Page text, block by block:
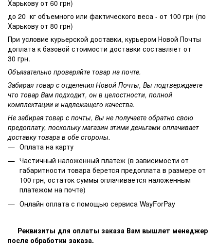
Харькову от 60 грн)
до 20 кг объемного или фактического веса - от 100 грн (по
Харькову от 80 грн)
При условие курьерской доставки, курьером Новой Почты
доплата к базовой стоимости доставки составляет от
30 грн.
Объязательно проверяйте товар на почте.
Забирая товар с отделения Новой Почты, Вы подтверждаете
что товар Вам подходит, он в целостности, полной
комплектации и надлежащего качества.
Не забирая товар с почты, Вы не получаете обратно свою
предоплату, поскольку магазин этими деньгами оплачивает
доставку товара в обе стороны.
Оплата на карту
Частичный наложенный платеж (в зависимости от
габаритности товара берется предоплата в размере от
100 грн, остаток суммы оплачивается наложенным
платежом на почте)
Онлайн оплата с помощью сервиса WayForPay
Реквизиты для оплаты заказа Вам вышлет менеджер
после обработки заказа.